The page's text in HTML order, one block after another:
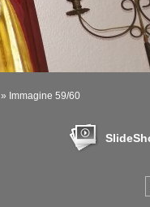
» Immagine 59/60